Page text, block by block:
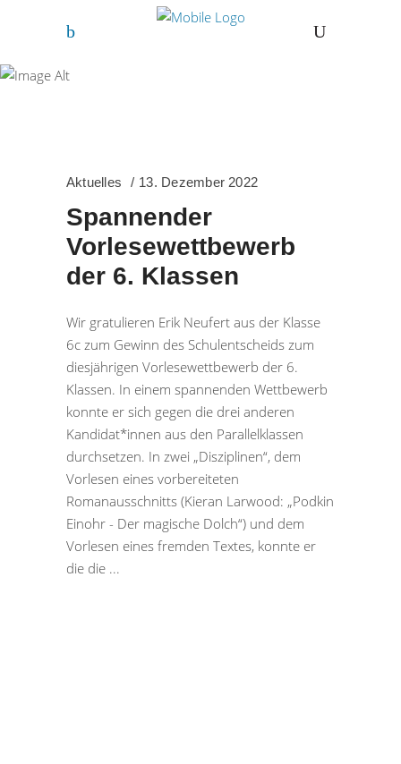
Sonnentag
Aktuelles 13. Dezember 2022
Spannender
Vorlesewettbewerb
der 6. Klassen
Wir gratulieren Erik Neufert aus der Klasse
6c zum Gewinn des Schulentscheids zum
diesjährigen Vorlesewettbewerb der 6.
Klassen. In einem spannenden Wettbewerb
konnte er sich gegen die drei anderen
Kandidat*innen aus den Parallelklassen
durchsetzen. In zwei „Disziplinen“, dem
Vorlesen eines vorbereiteten
Romanausschnitts (Kieran Larwood: „Podkin
Einohr - Der magische Dolch“) und dem
Vorlesen eines fremden Textes, konnte er
die die